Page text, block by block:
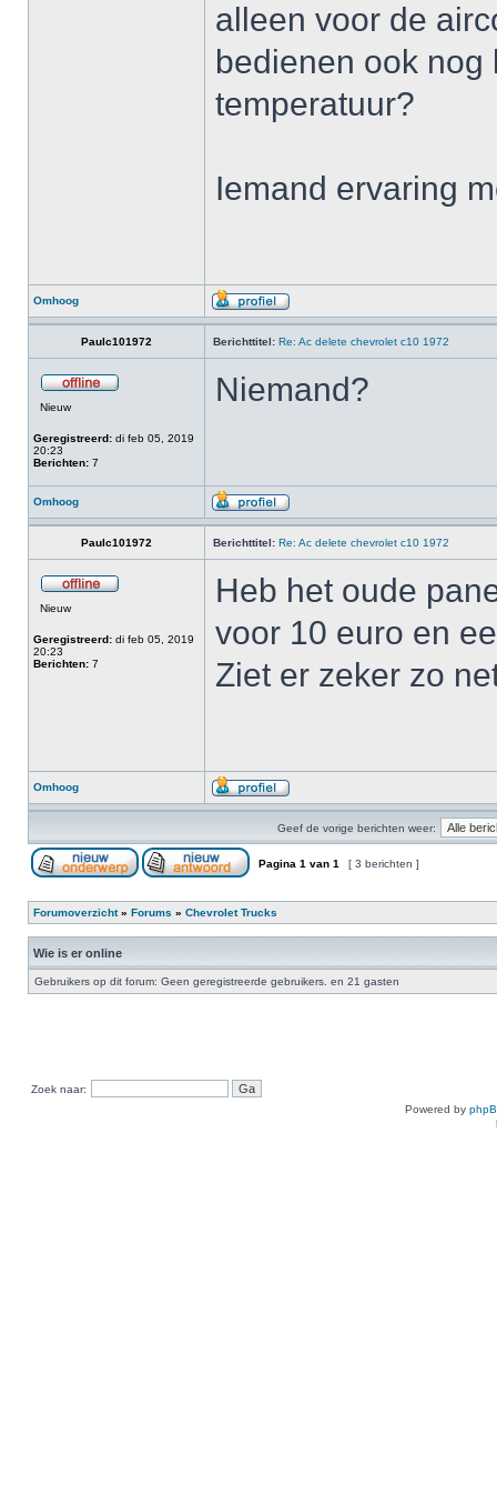
alleen voor de
bedienen ook nog
temperatuur?
Iemand ervaring
Omhoog
Paulc101972 Berichttitel: Re: Ac delete chevrolet c10 1972
Nieuw
Geregistreerd: di feb 05, 2019
20:23
Berichten: 7
Niemand?
Omhoog
Paulc101972 Berichttitel: Re: Ac delete chevrolet c10 1972
Nieuw
Geregistreerd: di feb 05, 2019
20:23
Berichten: 7
Heb het oude
voor 10 euro en
Ziet er zeker zo
Omhoog
Geef de vorige berichten weer:
Pagina 1 van 1 [ 3 berichten ]
Forumoverzicht» Forums » Chevrolet Trucks
Wie is er online
Gebruikers op dit forum: Geen geregistreerde gebruikers. en 21 gasten
Zoek naar:
Powered by